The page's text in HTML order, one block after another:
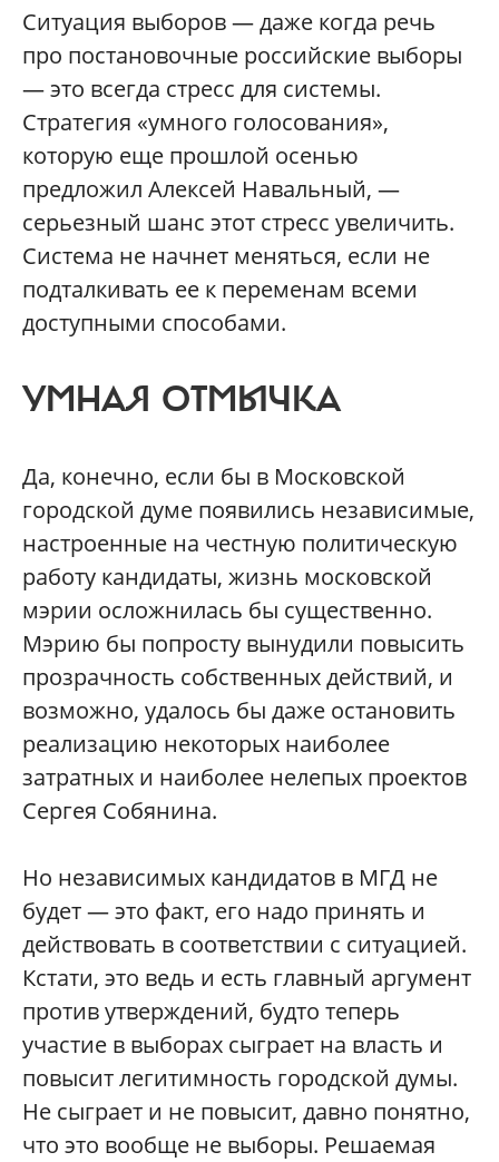
Ситуация выборов — даже когда речь
про постановочные российские выборы
— это всегда стресс для системы.
Стратегия «умного голосования»,
которую еще прошлой осенью
предложил Алексей Навальный, —
серьезный шанс этот стресс увеличить.
Система не начнет меняться, если не
подталкивать ее к переменам всеми
доступными способами.
УМНАЯ ОТМЫЧКА
Да, конечно, если бы в Московской
городской думе появились независимые,
настроенные на честную политическую
работу кандидаты, жизнь московской
мэрии осложнилась бы существенно.
Мэрию бы попросту вынудили повысить
прозрачность собственных действий, и
возможно, удалось бы даже остановить
реализацию некоторых наиболее
затратных и наиболее нелепых проектов
Сергея Собянина.
Но независимых кандидатов в МГД не
будет — это факт, его надо принять и
действовать в соответствии с ситуацией.
Кстати, это ведь и есть главный аргумент
против утверждений, будто теперь
участие в выборах сыграет на власть и
повысит легитимность городской думы.
Не сыграет и не повысит, давно понятно,
что это вообще не выборы. Решаемая